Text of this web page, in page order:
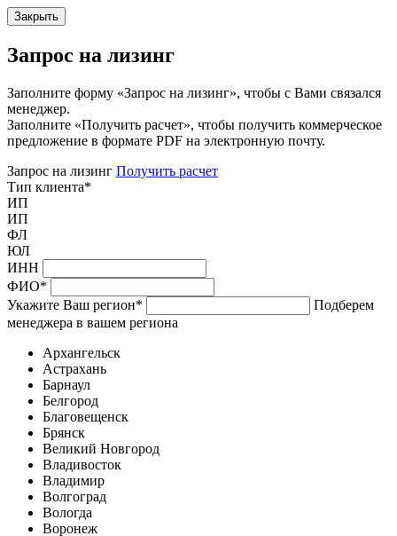
Закрыть
Запрос на лизинг
Заполните форму «Запрос на лизинг», чтобы с Вами связался
менеджер.
Заполните «Получить расчет», чтобы получить коммерческое
предложение в формате PDF на электронную почту.
Запрос на лизинг Получить расчет
Тип клиента*
ИП
ИП
ФЛ
ЮЛ
ИНН
ФИО*
Укажите Ваш регион*
Подберем
менеджера в вашем региона
Архангельск
Астрахань
Барнаул
Белгород
Благовещенск
Брянск
Великий Новгород
Владивосток
Владимир
Волгоград
Вологда
Воронеж